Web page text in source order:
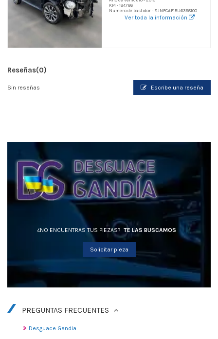
KM - 184786
Numero de bastidor - SJNFCAF15U6398100
Ver toda la información
Reseñas(0)
Sin reseñas Escribe una reseña
¿NO ENCUENTRAS TUS PIEZAS? TE LAS BUSCAMOS
Solicitar pieza
PREGUNTAS FRECUENTES
Desguace Gandia